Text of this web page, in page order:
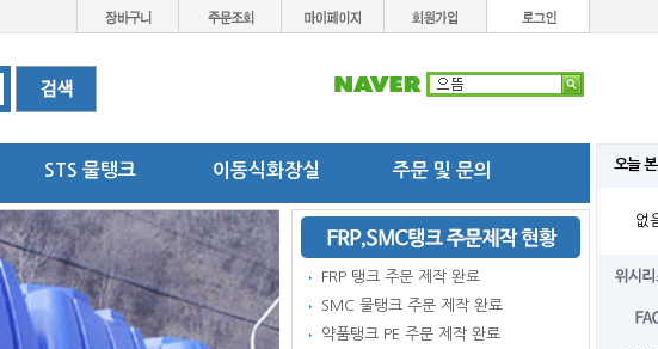
오늘
없
STS 물탱크 이동식화장실 주문 및 문의
FRP 탱크 주문 제작 완료
SMC 물탱크 주문 제작 완료
약품탱크 PE 주문 제작 완료